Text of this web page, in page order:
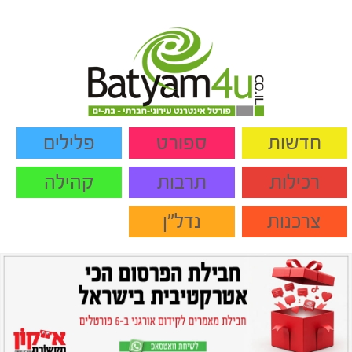
חדשות ספורט
פלילים
רכילות
תרבות
קהילה
צרכנות
נדל"ן